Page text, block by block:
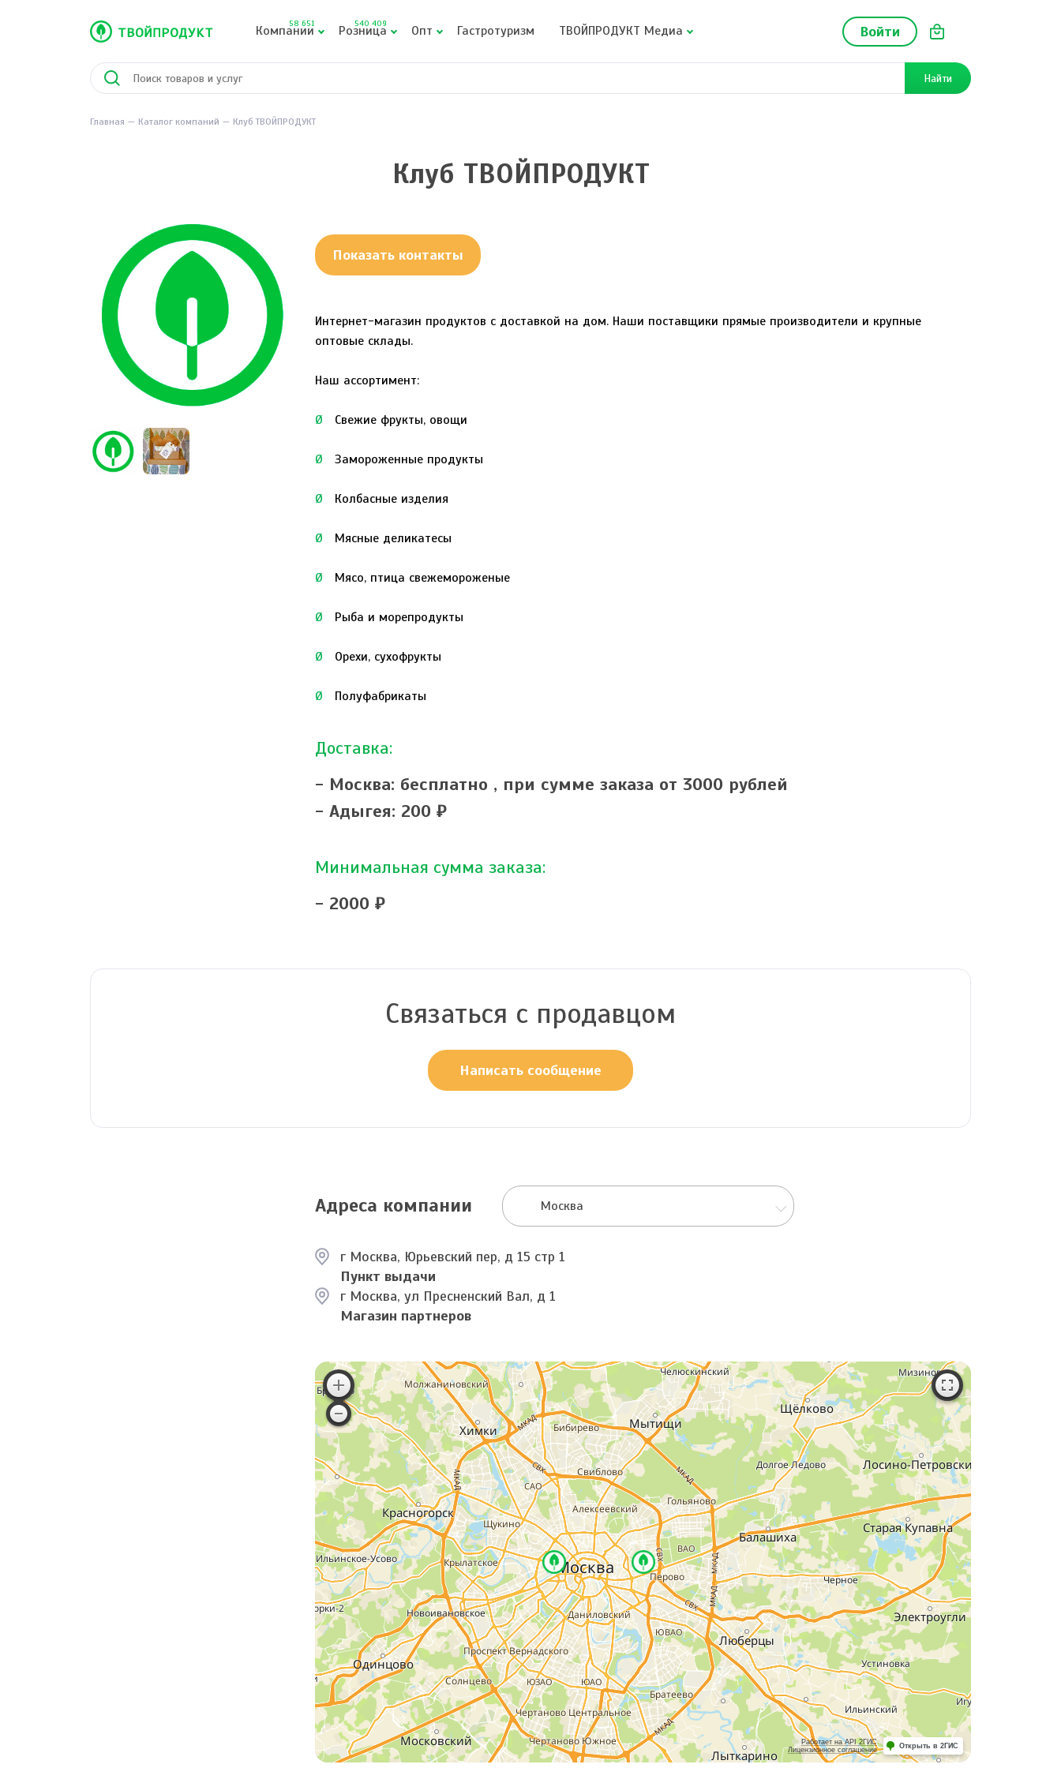
Войти
Компании
58 651 Розница
540 409 Опт Гастротуризм ТВОЙПРОДУКТ Медиа
Найти
Главная Каталог компаний Клуб ТВОЙПРОДУКТ
Клуб ТВОЙПРОДУКТ
Показать контакты
Интернет-магазин продуктов с доставкой на дом. Наши поставщики прямые производители и крупные
оптовые склады.
Наш ассортимент:
Ø Свежие фрукты, овощи
Ø Замороженные продукты
Ø Колбасные изделия
Ø Мясные деликатесы
Ø Мясо, птица свежемороженые
Ø Рыба и морепродукты
Ø Орехи, сухофрукты
Ø Полуфабрикаты
Доставка:
- Москва: бесплатно , при сумме заказа от 3000 рублей
- Адыгея: 200 ₽
Минимальная сумма заказа:
- 2000 ₽
Связаться с продавцом
Написать сообщение
Адреса компании Москва
г Москва, Юрьевский пер, д 15 стр 1
Пункт выдачи
г Москва, ул Пресненский Вал, д 1
Магазин партнеров
Работает на API 2ГИС
Лицензионное соглашение
Открыть в 2ГИС